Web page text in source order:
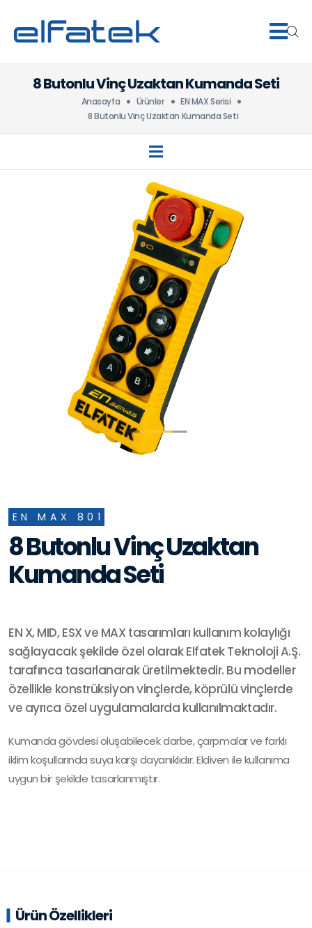
8 Butonlu Vinç Uzaktan Kumanda Seti
Anasayfa Ürünler
EN MAX Serisi
8 Butonlu Vinç Uzaktan Kumanda Seti
EN MAX 801
8 Butonlu Vinç Uzaktan
Kumanda Seti
EN X, MID, ESX ve MAX tasarımları kullanım kolaylığı
sağlayacak şekilde özel olarak Elfatek Teknoloji A.Ş.
tarafınca tasarlanarak üretilmektedir. Bu modeller
özellikle konstrüksiyon vinçlerde, köprülü vinçlerde
ve ayrıca özel uygulamalarda kullanılmaktadır.
Kumanda gövdesi oluşabilecek darbe, çarpmalar ve farklı
iklim koşullarında suya karşı dayanıklıdır. Eldiven ile kullanıma
uygun bir şekilde tasarlanmıştır.
Ürün Özellikleri